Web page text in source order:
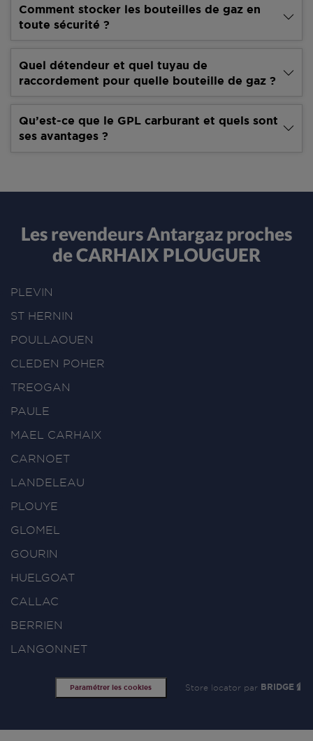
Comment stocker les bouteilles de gaz en
toute sécurité ?
Quel détendeur et quel tuyau de
raccordement pour quelle bouteille de gaz ?
Qu’est-ce que le GPL carburant et quels sont
ses avantages ?
Les revendeurs Antargaz proches
de CARHAIX PLOUGUER
PLEVIN
ST HERNIN
POULLAOUEN
CLEDEN POHER
TREOGAN
PAULE
MAEL CARHAIX
CARNOET
LANDELEAU
PLOUYE
GLOMEL
GOURIN
HUELGOAT
CALLAC
BERRIEN
LANGONNET
Paramétrer les cookies Store locator par BRIDGE